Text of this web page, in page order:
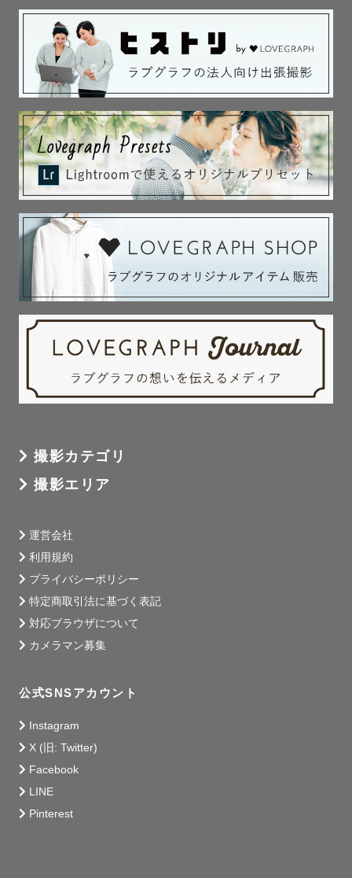
撮影カテゴリ
撮影エリア
運営会社
利用規約
プライバシーポリシー
特定商取引法に基づく表記
対応ブラウザについて
カメラマン募集
公式SNSアカウント
Instagram
X (旧: Twitter)
Facebook
LINE
Pinterest